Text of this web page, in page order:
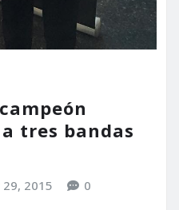
tres bandas
29, 2015 0